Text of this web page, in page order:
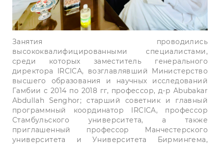
Занятия проводились
высококвалифицированными специалистами,
среди которых заместитель генерального
директора IRCICA, возглавлявший Министерство
высшего образования и научных исследований
Гамбии с 2014 по 2018 гг, профессор, д-р Abubakar
Abdullah Senghor; старший советник и главный
программный координатор IRCICA, профессор
Стамбульского университета, а также
приглашенный профессор Манчестерского
университета и Университета Бирмингема,